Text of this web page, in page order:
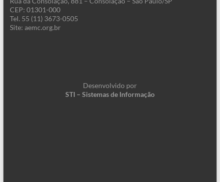
CEP: 01301-000
Tel. 55 (11) 3673-0505
Site: aemc.org.br
Desenvolvido por
STI – Sistemas de Informação